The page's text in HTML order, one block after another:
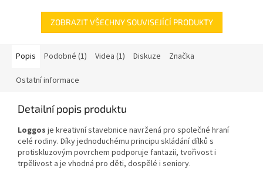
ZOBRAZIT VŠECHNY SOUVISEJÍCÍ PRODUKTY
Popis Podobné (1) Videa (1) Diskuze Značka
Ostatní informace
Detailní popis produktu
Loggos je kreativní stavebnice navržená pro společné hraní
celé rodiny. Díky jednoduchému principu skládání dílků s
protiskluzovým povrchem podporuje fantazii, tvořivost i
trpělivost a je vhodná pro děti, dospělé i seniory.